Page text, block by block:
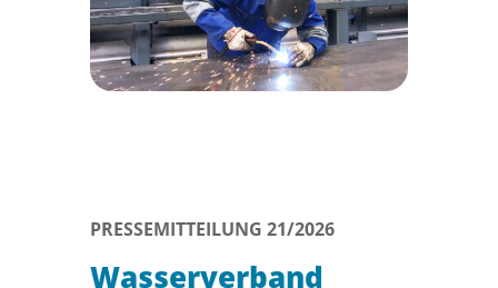
PRESSEMITTEILUNG 21/2026
Wasserverband